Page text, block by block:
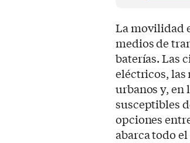
La movilidad
medios de
baterías. Las
eléctricos, las
urbanos y, en
susceptibles
opciones
abarca todo